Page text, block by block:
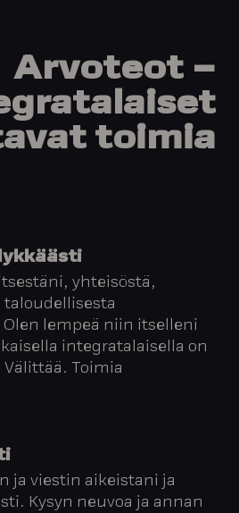
Arvoteot –
toimia
yhteisöstä,
Olen lempeä niin itselleni
integratalaisella on
Toimia
ja viestin aikeistani ja
Kysyn neuvoa ja annan